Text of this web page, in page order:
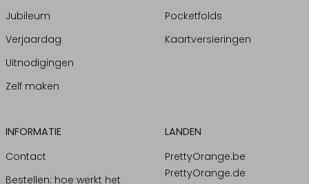
Jubileum
Verjaardag
Uitnodigingen
Zelf maken
Pocketfolds
Kaartversieringen
INFORMATIE
Contact
Bestellen: hoe werkt het
LANDEN
PrettyOrange.be
PrettyOrange.de